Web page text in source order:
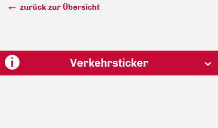
zurück zur Übersicht
Verkehrsticker